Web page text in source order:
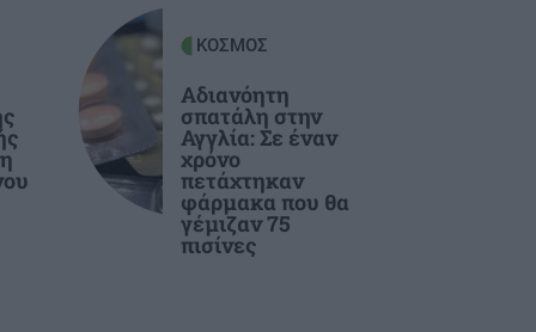
ΚΟΣΜΟΣ
Αδιανόητη
σπατάλη στην
Αγγλία: Σε έναν
χρόνο
πετάχτηκαν
φάρμακα που θα
γέμιζαν 75
πισίνες